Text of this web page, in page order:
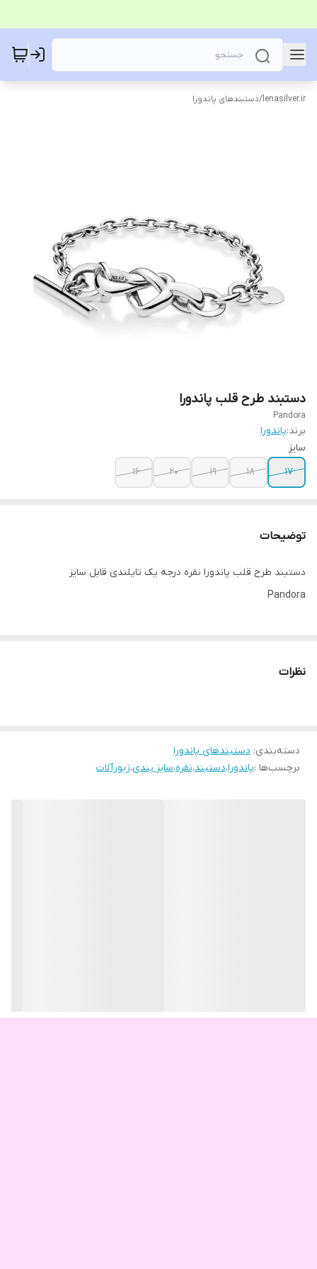
lenasilver.ir
/دستبندهای پاندورا
دستبند طرح قلب پاندورا
Pandora
برند:پاندورا
سایز
17
18
19
20
16
توضیحات
دستبند طرح قلب پاندورا نقره درجه یک تایلندی قابل سایز
Pandora
نظرات
دسته‌بندی: دستبندهای پاندورا
برچسب‌ها :پاندورا،دستبند،نقره،سایز بندی،زیورآلات